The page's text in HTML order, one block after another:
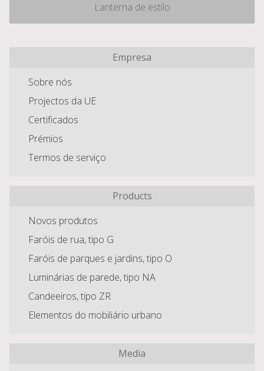
Lanterna de estilo
Empresa
Sobre nós
Projectos da UE
Certificados
Prémios
Termos de serviço
Products
Novos produtos
Faróis de rua, tipo G
Faróis de parques e jardins, tipo O
Luminárias de parede, tipo NA
Candeeiros, tipo ZR
Elementos do mobiliário urbano
Media